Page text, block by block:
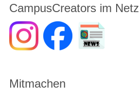
CampusCreators im Netz
Mitmachen